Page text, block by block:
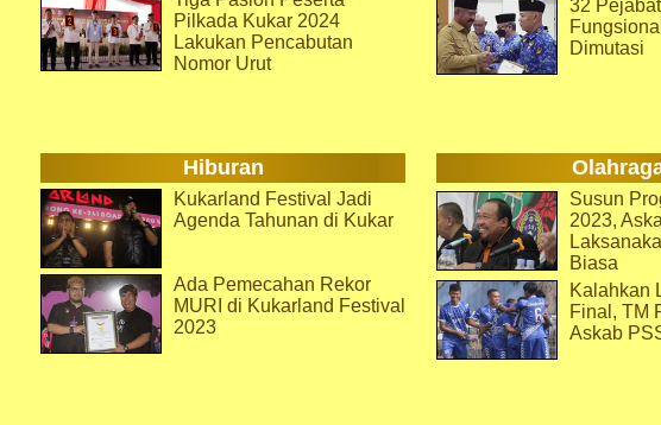
Pilkada Kukar 2024
Lakukan Pencabutan
Nomor Urut
32
Dimutasi
Hiburan
Kukarland Festival Jadi
Agenda Tahunan di Kukar
Ada Pemecahan Rekor
MURI di Kukarland Festival
2023
Susun
2023,
Biasa
Kalahkan
Final, TM
Askab